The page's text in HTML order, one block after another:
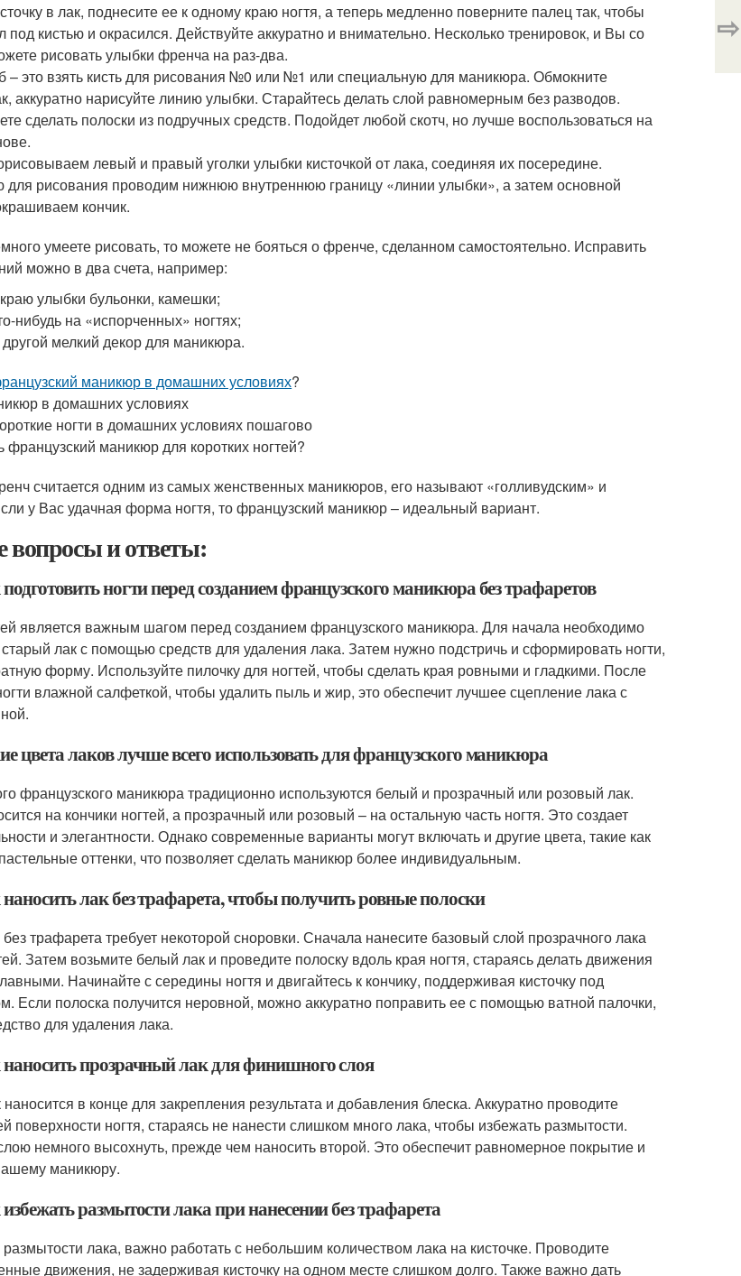
в лак, поднесите ее к одному краю ногтя, а теперь медленно поверните палец так, чтобы
под кистью и окрасился. Действуйте аккуратно и внимательно. Несколько тренировок, и Вы со
рисовать улыбки френча на раз-два.
– это взять кисть для рисования №0 или №1 или специальную для маникюра. Обмокните
аккуратно нарисуйте линию улыбки. Старайтесь делать слой равномерным без разводов.
сделать полоски из подручных средств. Подойдет любой скотч, но лучше воспользоваться на
левый и правый уголки улыбки кисточкой от лака, соединяя их посередине.
для рисования проводим нижнюю внутреннюю границу «линии улыбки», а затем основной
кончик.
умеете рисовать, то можете не бояться о френче, сделанном самостоятельно. Исправить
можно в два счета, например:
улыбки бульонки, камешки;
нибудь на «испорченных» ногтях;
другой мелкий декор для маникюра.
маникюр в домашних условиях?
в домашних условиях
ногти в домашних условиях пошагово
французский маникюр для коротких ногтей?
считается одним из самых женственных маникюров, его называют «голливудским» и
у Вас удачная форма ногтя, то французский маникюр – идеальный вариант.
вопросы и ответы:
ногти перед созданием французского маникюра без трафаретов
является важным шагом перед созданием французского маникюра. Для начала необходимо
старый лак с помощью средств для удаления лака. Затем нужно подстричь и сформировать ногти,
форму. Используйте пилочку для ногтей, чтобы сделать края ровными и гладкими. После
влажной салфеткой, чтобы удалить пыль и жир, это обеспечит лучшее сцепление лака с
цвета лаков лучше всего использовать для французского маникюра
французского маникюра традиционно используются белый и прозрачный или розовый лак.
на кончики ногтей, а прозрачный или розовый – на остальную часть ногтя. Это создает
и элегантности. Однако современные варианты могут включать и другие цвета, такие как
оттенки, что позволяет сделать маникюр более индивидуальным.
лак без трафарета, чтобы получить ровные полоски
трафарета требует некоторой сноровки. Сначала нанесите базовый слой прозрачного лака
Затем возьмите белый лак и проведите полоску вдоль края ногтя, стараясь делать движения
Начинайте с середины ногтя и двигайтесь к кончику, поддерживая кисточку под
Если полоска получится неровной, можно аккуратно поправить ее с помощью ватной палочки,
для удаления лака.
прозрачный лак для финишного слоя
в конце для закрепления результата и добавления блеска. Аккуратно проводите
поверхности ногтя, стараясь не нанести слишком много лака, чтобы избежать размытости.
немного высохнуть, прежде чем наносить второй. Это обеспечит равномерное покрытие и
маникюру.
размытости лака при нанесении без трафарета
лака, важно работать с небольшим количеством лака на кисточке. Проводите
движения, не задерживая кисточку на одном месте слишком долго. Также важно дать
⇨